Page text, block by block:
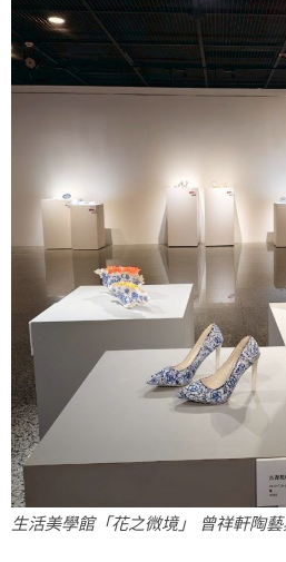
生活美學館「花之微境」 曾祥軒陶